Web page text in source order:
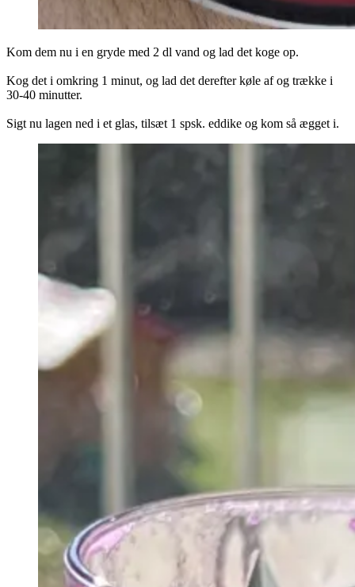
Kom dem nu i en gryde med 2 dl vand og lad det koge op.
Kog det i omkring 1 minut, og lad det derefter køle af og trække i
30-40 minutter.
Sigt nu lagen ned i et glas, tilsæt 1 spsk. eddike og kom så ægget i.